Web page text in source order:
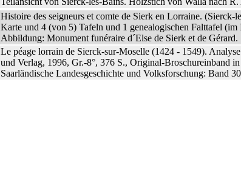
Histoire des seigneurs et comte de Sierk en Lorraine.
Karte und 4 (von 5) Tafeln und 1 genealogischen Falttafel
Abbildung: Monument funéraire d´Else de Sierk et de Gérard.
Le péage lorrain de Sierck-sur-Moselle (1424 - 1549).
und Verlag, 1996, Gr.-8°, 376 S., Original-Broschureinband
Saarländische Landesgeschichte und Volksforschung: Band